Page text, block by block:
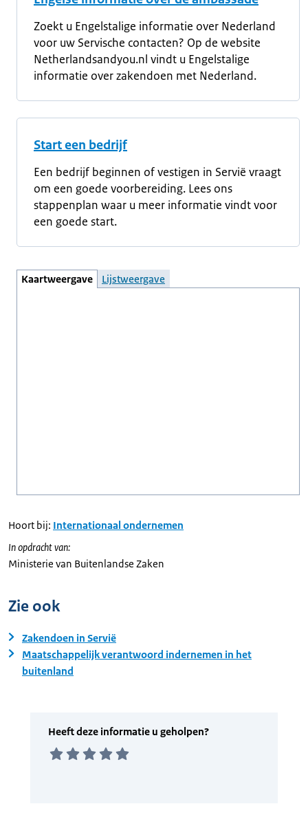
Zoekt u Engelstalige informatie over Nederland
voor uw Servische contacten? Op de website
Netherlandsandyou.nl vindt u Engelstalige
informatie over zakendoen met Nederland.
Start een bedrijf
Een bedrijf beginnen of vestigen in Servië vraagt
om een goede voorbereiding. Lees ons
stappenplan waar u meer informatie vindt voor
een goede start.
Kaartweergave Lijstweergave
Hoort bij: Internationaal ondernemen
In opdracht van:
Ministerie van Buitenlandse Zaken
Zie ook
Zakendoen in Servië
Maatschappelijk verantwoord indernemen in het
buitenland